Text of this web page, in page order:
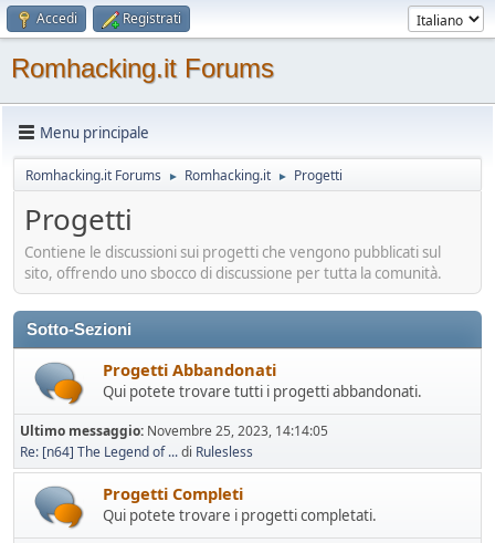
Accedi Registrati
Romhacking.it Forums
Menu principale
Romhacking.it Forums ► Romhacking.it ► Progetti
Progetti
Contiene le discussioni sui progetti che vengono pubblicati sul
sito, offrendo uno sbocco di discussione per tutta la comunità.
Sotto-Sezioni
Progetti Abbandonati
Qui potete trovare tutti i progetti abbandonati.
Ultimo messaggio: Novembre 25, 2023, 14:14:05
Re: [n64] The Legend of ...di Rulesless
Progetti Completi
Qui potete trovare i progetti completati.